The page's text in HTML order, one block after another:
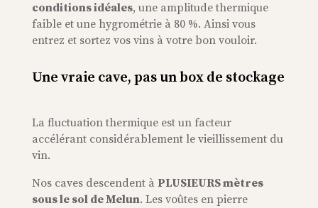
conditions idéales, une amplitude thermique
faible et une hygrométrie à 80 %. Ainsi vous
entrez et sortez vos vins à votre bon vouloir.
Une vraie cave, pas un box de stockage
La fluctuation thermique est un facteur
accélérant considérablement le vieillissement du
vin.
Nos caves descendent à PLUSIEURS mètres
sous le sol de Melun. Les voûtes en pierre